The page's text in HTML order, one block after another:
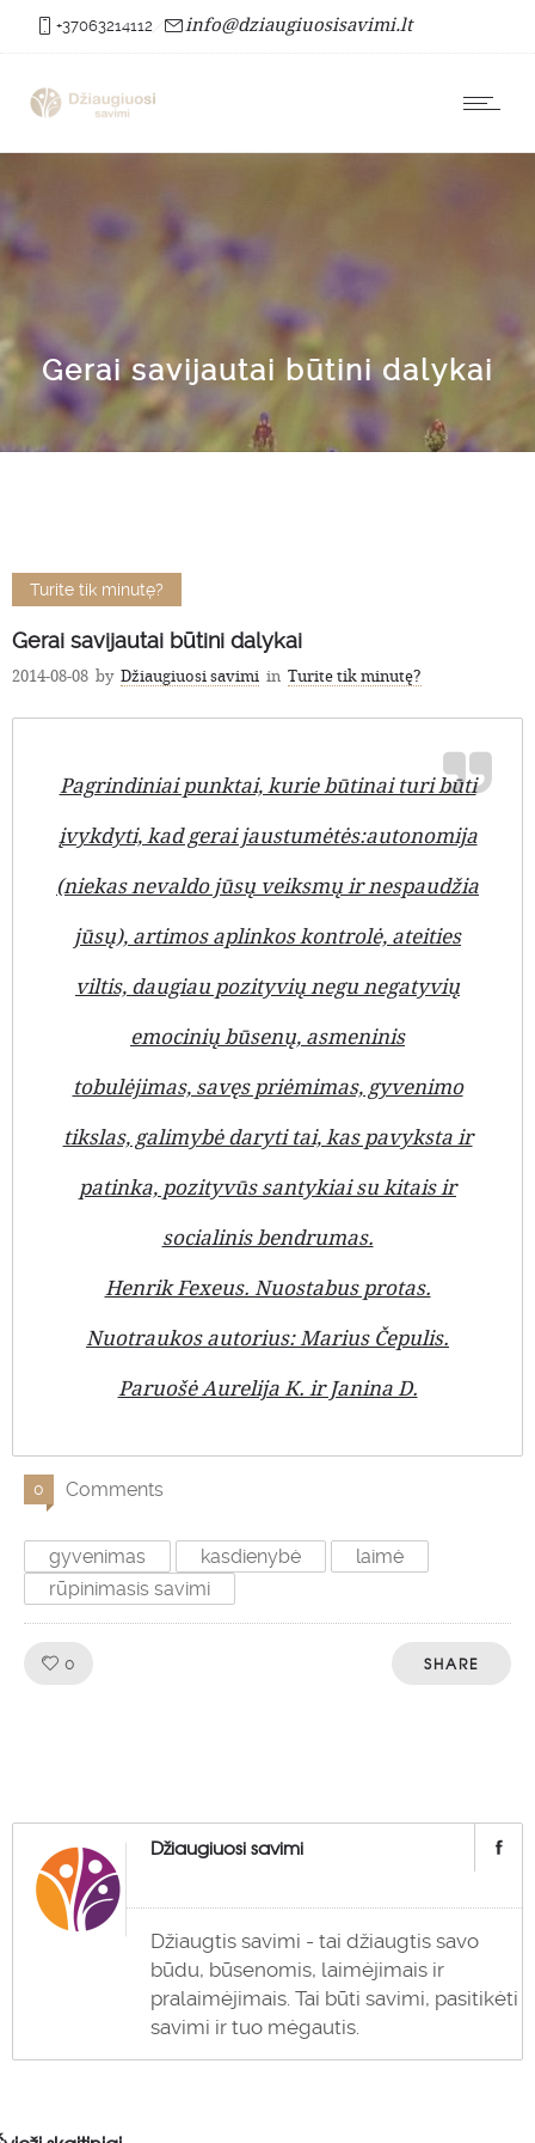
+37063214112 info@dziaugiuosisavimi.lt
Gerai savijautai būtini dalykai
Turite tik minutę?
Gerai savijautai būtini dalykai
2014-08-08 by Džiaugiuosi savimi in Turite tik minutę?
Pagrindiniai punktai, kurie būtinai turi būti
įvykdyti, kad gerai jaustumėtės:autonomija
(niekas nevaldo jūsų veiksmų ir nespaudžia
jūsų), artimos aplinkos kontrolė, ateities
viltis, daugiau pozityvių negu negatyvių
emocinių būsenų, asmeninis
tobulėjimas, savęs priėmimas, gyvenimo
tikslas, galimybė daryti tai, kas pavyksta ir
patinka, pozityvūs santykiai su kitais ir
socialinis bendrumas.
Henrik Fexeus. Nuostabus protas.
Nuotraukos autorius: Marius Čepulis.
Paruošė Aurelija K. ir Janina D.
0 Comments
gyvenimas kasdienybė
laimė
rūpinimasis savimi
0 SHARE
Džiaugiuosi savimi
Džiaugtis savimi - tai džiaugtis savo
būdu, būsenomis, laimėjimais ir
pralaimėjimais. Tai būti savimi, pasitikėti
savimi ir tuo mėgautis.